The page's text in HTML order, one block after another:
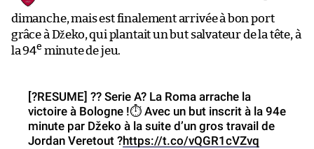
dimanche, mais est finalement arrivée à bon port
grâce à Džeko, qui plantait un but salvateur de la tête, à
la 94e minute de jeu.
[?️RESUME] ?? Serie A? La Roma arrache la
victoire à Bologne !⏱️ Avec un but inscrit à la 94e
minute par Džeko à la suite d’un gros travail de
Jordan Veretout ?https://t.co/vQGR1cVZvq